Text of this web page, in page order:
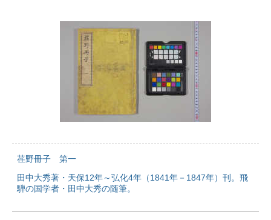
荏野冊子 第一
田中大秀著・天保12年～弘化4年（1841年－1847年）刊。飛
騨の国学者・田中大秀の随筆。